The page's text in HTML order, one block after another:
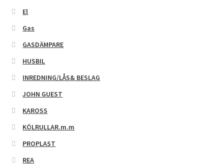
El
Gas
GASDÄMPARE
HUSBIL
INREDNING/LÅS& BESLAG
JOHN GUEST
KAROSS
KÖLRULLAR.m.m
PROPLAST
REA